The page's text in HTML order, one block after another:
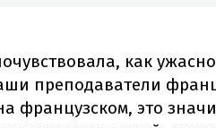
как ужасно
преподаватели
французском, это